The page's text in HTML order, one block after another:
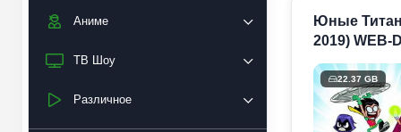
Аниме
ТВ Шоу
Различное
Юные
2019) WEB-
22.37 GB